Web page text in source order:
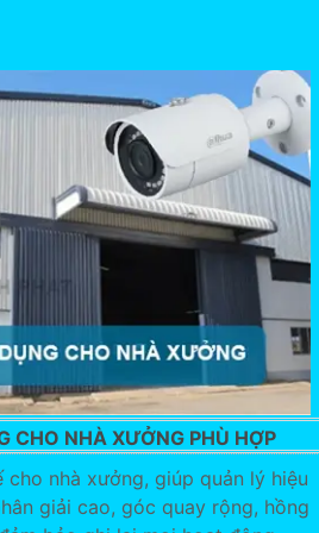
CHO NHÀ XƯỞNG PHÙ HỢP
nhà xưởng, giúp quản lý hiệu
giải cao, góc quay rộng, hồng